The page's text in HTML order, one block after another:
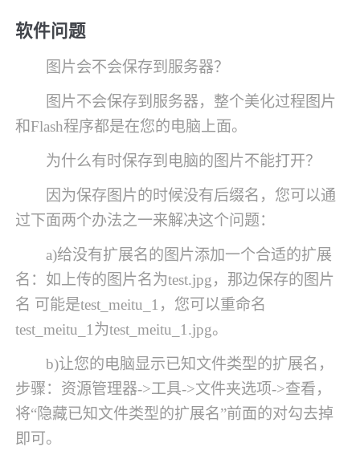
软件问题
图片会不会保存到服务器？
图片不会保存到服务器，整个美化过程图片
和Flash程序都是在您的电脑上面。
为什么有时保存到电脑的图片不能打开？
因为保存图片的时候没有后缀名，您可以通
过下面两个办法之一来解决这个问题：
a)给没有扩展名的图片添加一个合适的扩展
名：如上传的图片名为test.jpg，那边保存的图片
名 可能是test_meitu_1，您可以重命名
test_meitu_1为test_meitu_1.jpg。
b)让您的电脑显示已知文件类型的扩展名，
步骤：资源管理器->工具->文件夹选项->查看，
将“隐藏已知文件类型的扩展名”前面的对勾去掉
即可。